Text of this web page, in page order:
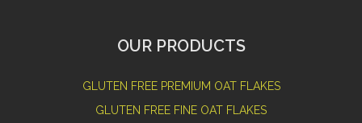
OUR PRODUCTS
GLUTEN FREE PREMIUM OAT FLAKES
GLUTEN FREE FINE OAT FLAKES